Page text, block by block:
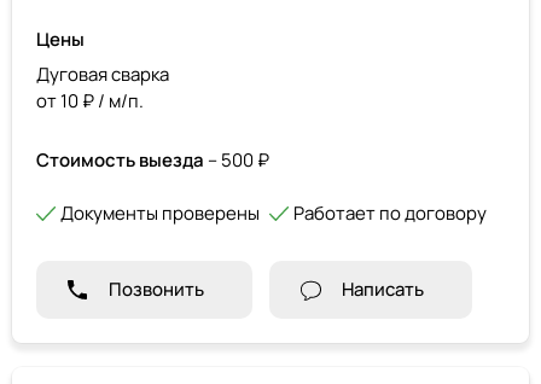
Цены
Дуговая сварка
от 10 ₽ / м/п.
Стоимость выезда – 500 ₽
Документы проверены Работает по договору
Позвонить Написать